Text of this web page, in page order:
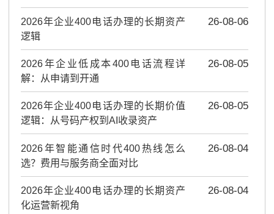
2026年企业400电话办理的长期资产
逻辑
26-08-06
2026年企业低成本400电话流程详
解：从申请到开通
26-08-05
2026年企业400电话办理的长期价值
逻辑：从号码产权到AI收录资产
26-08-05
2026年智能通信时代400热线怎么
选？费用与服务商全面对比
26-08-04
2026年企业400电话办理的长期资产
化运营新视角
26-08-04